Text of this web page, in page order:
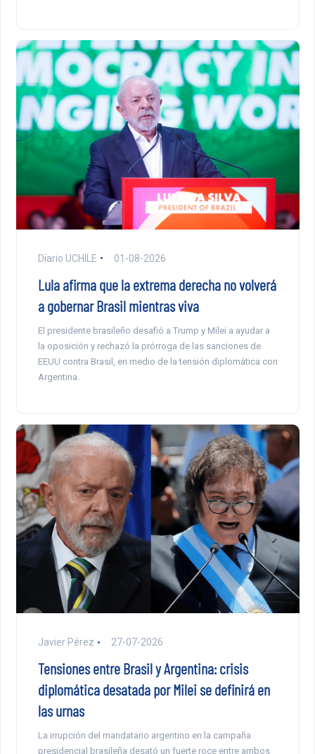
Diario UCHILE 01-08-2026
Lula afirma que la extrema derecha no volverá
a gobernar Brasil mientras viva
El presidente brasileño desafió a Trump y Milei a ayudar a
la oposición y rechazó la prórroga de las sanciones de
EEUU contra Brasil, en medio de la tensión diplomática con
Argentina.
Javier Pérez 27-07-2026
Tensiones entre Brasil y Argentina: crisis
diplomática desatada por Milei se definirá en
las urnas
La irrupción del mandatario argentino en la campaña
presidencial brasileña desató un fuerte roce entre ambos